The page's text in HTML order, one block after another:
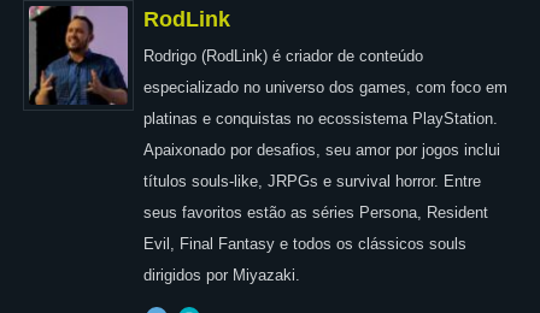
RodLink
Rodrigo (RodLink) é criador de conteúdo
especializado no universo dos games, com foco em
platinas e conquistas no ecossistema PlayStation.
Apaixonado por desafios, seu amor por jogos inclui
títulos souls-like, JRPGs e survival horror. Entre
seus favoritos estão as séries Persona, Resident
Evil, Final Fantasy e todos os clássicos souls
dirigidos por Miyazaki.